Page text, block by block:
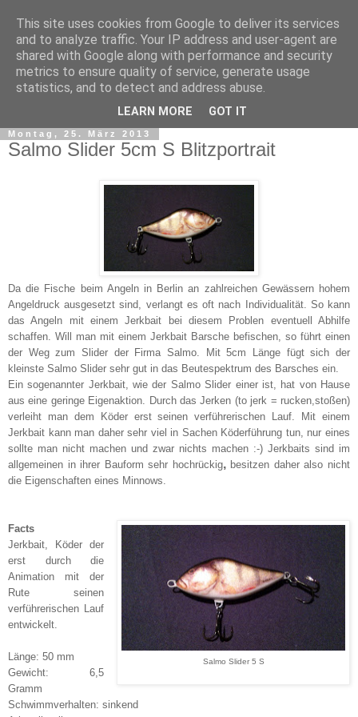
Montag, 25. März 2013
Salmo Slider 5cm S Blitzportrait
Da die Fische beim Angeln in Berlin an zahlreichen Gewässern hohem
Angeldruck ausgesetzt sind, verlangt es oft nach Individualität. So kann
das Angeln mit einem Jerkbait bei diesem Problen eventuell Abhilfe
schaffen. Will man mit einem Jerkbait Barsche befischen, so führt einen
der Weg zum Slider der Firma Salmo. Mit 5cm Länge fügt sich der
kleinste Salmo Slider sehr gut in das Beutespektrum des Barsches ein.
Ein sogenannter Jerkbait, wie der Salmo Slider einer ist, hat von Hause
aus eine geringe Eigenaktion. Durch das Jerken (to jerk = rucken,stoßen)
verleiht man dem Köder erst seinen verführerischen Lauf. Mit einem
Jerkbait kann man daher sehr viel in Sachen Köderführung tun, nur eines
sollte man nicht machen und zwar nichts machen :-) Jerkbaits sind im
allgemeinen in ihrer Bauform sehr hochrückig, besitzen daher also nicht
die Eigenschaften eines Minnows.
Salmo Slider 5 S
Facts
Jerkbait, Köder der
erst durch die
Animation mit der
Rute seinen
verführerischen Lauf
entwickelt.
Länge: 50 mm
Gewicht: 6,5
Gramm
Schwimmverhalten: sinkend
This site uses cookies from Google to deliver its services
and to analyze traffic. Your IP address and user-agent are
shared with Google along with performance and security
metrics to ensure quality of service, generate usage
statistics, and to detect and address abuse.
LEARN MORE GOT IT